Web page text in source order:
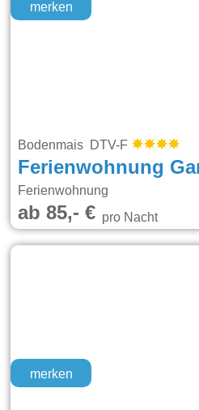
merken
Bodenmais DTV-F
Ferienwohnung
Ferienwohnung
ab 85,- €pro Nacht
merken